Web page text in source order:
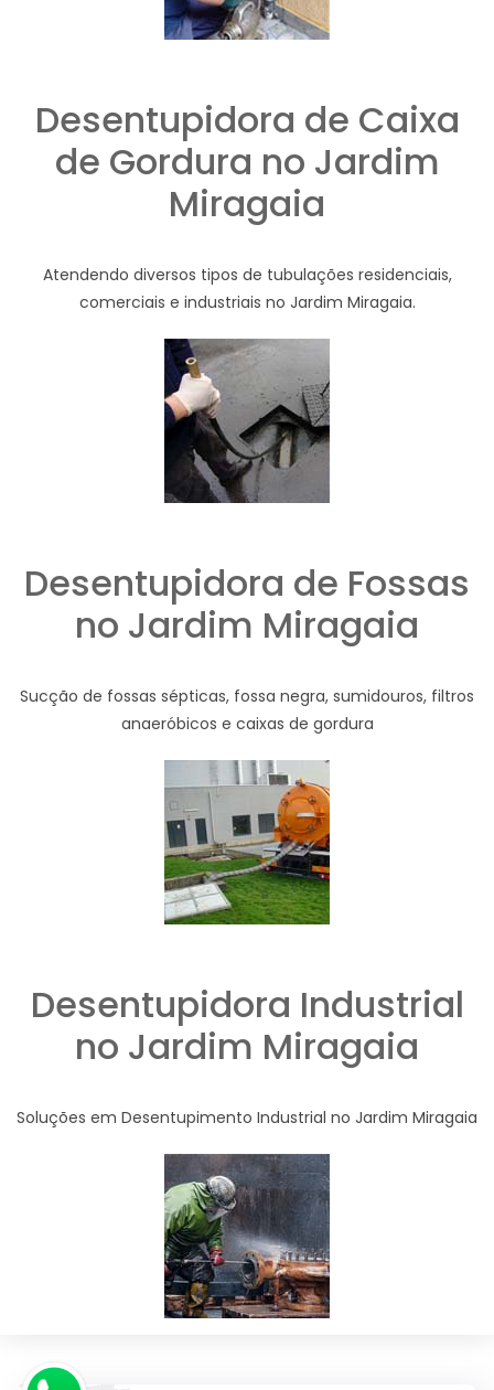
Desentupidora de Caixa
de Gordura no Jardim
Miragaia
Atendendo diversos tipos de tubulações residenciais,
comerciais e industriais no Jardim Miragaia.
Desentupidora de Fossas
no Jardim Miragaia
Sucção de fossas sépticas, fossa negra, sumidouros, filtros
anaeróbicos e caixas de gordura
Desentupidora Industrial
no Jardim Miragaia
Soluções em Desentupimento Industrial no Jardim Miragaia